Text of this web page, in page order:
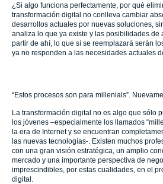
¿Si algo funciona perfectamente, por qué
transformación digital no conlleva cambiar
desarrollos actuales por nuevas soluciones,
analiza lo que ya existe y las posibilidades de
partir de ahí, lo que sí se reemplazará serán
ya no responden a las necesidades actuales
“Estos procesos son para millenials”.
La transformación digital no es algo que sólo
los jóvenes –especialmente los llamados
la era de Internet y se encuentran
las nuevas tecnologías-. Existen muchos
con una gran visión estratégica, un amplio
mercado y una importante perspectiva de
imprescindibles, por estas cualidades, en el
digital.